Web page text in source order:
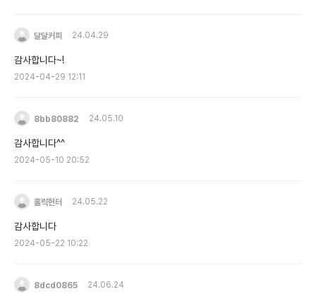
달달커피 24.04.29
감사합니다~!
2024-04-29 12:11
8bb80882 24.05.10
감사합니다^^
2024-05-10 20:52
홀릭헌터 24.05.22
감사합니다
2024-05-22 10:22
8dcd0865 24.06.24